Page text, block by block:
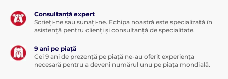
Consultanță expert
Scrieți-ne sau sunați-ne. Echipa noastră este specializată în
asistență pentru clienți și consultanță de specialitate.
9 ani pe piață
Cei 9 ani de prezență pe piață ne-au oferit experiența
necesară pentru a deveni numărul unu pe piața mondială.